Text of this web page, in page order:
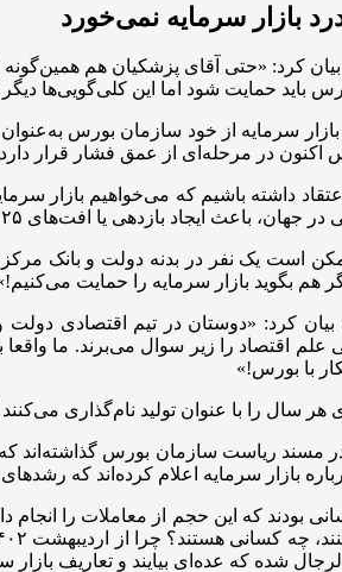
بازار سرمایه نمی‌خورد
بیان کرد: «حتی آقای پزشکیان هم
باید حمایت شود اما این کلی‌گویی‌ها دیگر
سرمایه از خود سازمان بورس به‌عنوان
اکنون در مرحله‌ای از عمق فشار قرار
ایجاد بازدهی یا افت‌های ۲۵ درصدی و ۳۰ درصدی می‌شود.»
است یک نفر در بدنه دولت و بانک
بگوید بازار سرمایه را حمایت
بیان کرد: «دوستان در تیم اقتصادی
با بورس!»
سال را با عنوان تولید نام‌گذاری
مسند ریاست سازمان بورس گذاشته‌اند که
بازار سرمایه اعلام کرده‌اند که
شده که عده‌ای بیایند و تعاریف